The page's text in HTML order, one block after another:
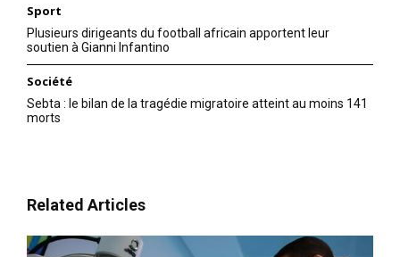
Sport
Plusieurs dirigeants du football africain apportent leur
soutien à Gianni Infantino
Société
Sebta : le bilan de la tragédie migratoire atteint au moins 141
morts
Related Articles